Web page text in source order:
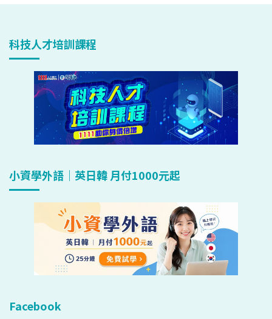
科技人才培訓課程
小資學外語｜英日韓 月付1000元起
Facebook